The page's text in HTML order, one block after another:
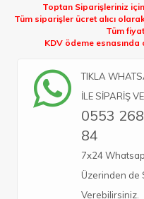
Toptan Siparişleriniz
Tüm siparişler ücret alıcı
Tüm
KDV ödeme
TIKLA
İLE SİPARİŞ
0553
84
7x24
Üzerinden de
Verebilirsiniz.